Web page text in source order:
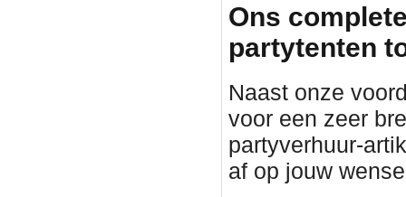
Ons
partytenten
Naast onze
voor een zeer
partyverhuur-
af op jouw